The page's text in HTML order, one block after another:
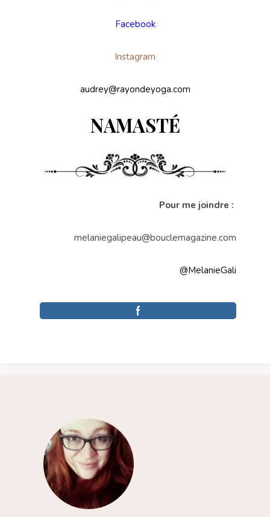
Facebook
Instagram
audrey@rayondeyoga.com
NAMASTÉ
Pour me joindre :
melaniegalipeau@bouclemagazine.com
@MelanieGali